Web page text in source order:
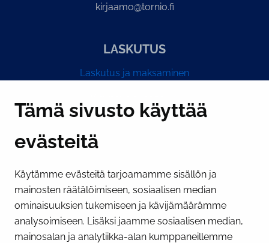
Tämä sivusto käyttää
evästeitä
Käytämme evästeitä tarjoamamme sisällön ja
mainosten räätälöimiseen, sosiaalisen median
ominaisuuksien tukemiseen ja kävijämäärämme
analysoimiseen. Lisäksi jaamme sosiaalisen median,
mainosalan ja analytiikka-alan kumppaneillemme
kirjaamo@tornio.fi
LASKUTUS
Laskutus ja maksaminen
PI­KA­LINK­KE­JÄ
Näytä evästeasetukseni
SOSIAALINEN MEDIA
Facebook InstagramYouTube